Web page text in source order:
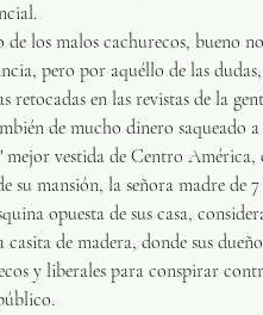
los malos cachurecos, bueno
pero por aquéllo de las
retocadas en las revistas de la
de mucho dinero saqueado
mejor vestida de Centro
su mansión, la señora madre de
opuesta de sus casa,
casita de madera, donde sus
y liberales para conspirar